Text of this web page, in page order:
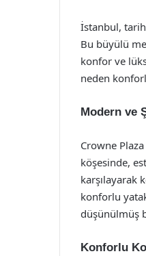
İstanbul,
Bu büyülü
konfor ve
neden
Modern ve
Crowne
köşesinde,
karşılayarak
konforlu
düşünülmüş
Konforlu